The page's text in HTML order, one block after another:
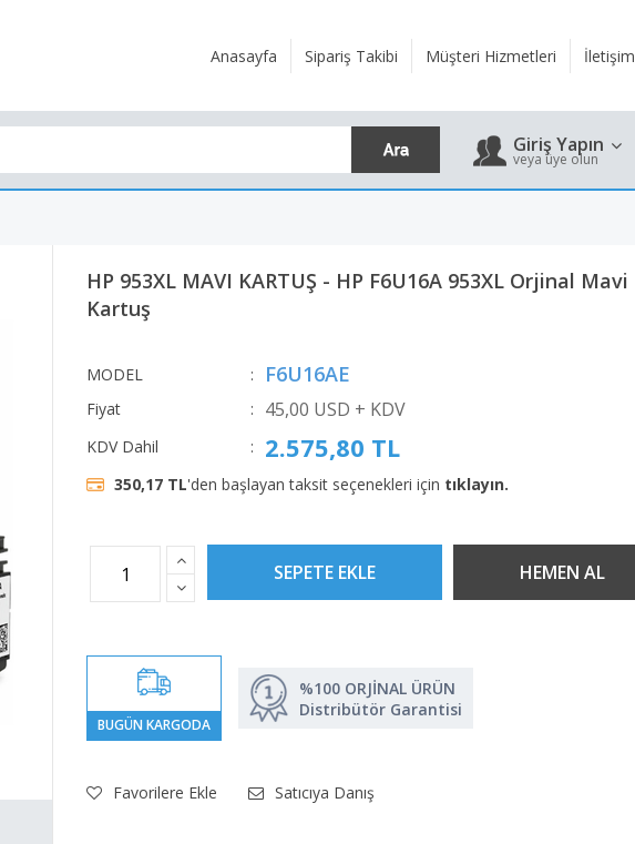
Anasayfa Sipariş Takibi Müşteri Hizmetleri İletişim
Giriş Yapın
veya üye olun
HP 953XL MAVI KARTUŞ - HP F6U16A 953XL Orjinal Mavi
Kartuş
MODEL : F6U16AE
Fiyat : 45,00 USD + KDV
KDV Dahil : 2.575,80 TL
350,17 TL'den başlayan taksit seçenekleri için tıklayın.
%100 ORJİNAL ÜRÜN
Distribütör Garantisi
Favorilere Ekle Satıcıya Danış